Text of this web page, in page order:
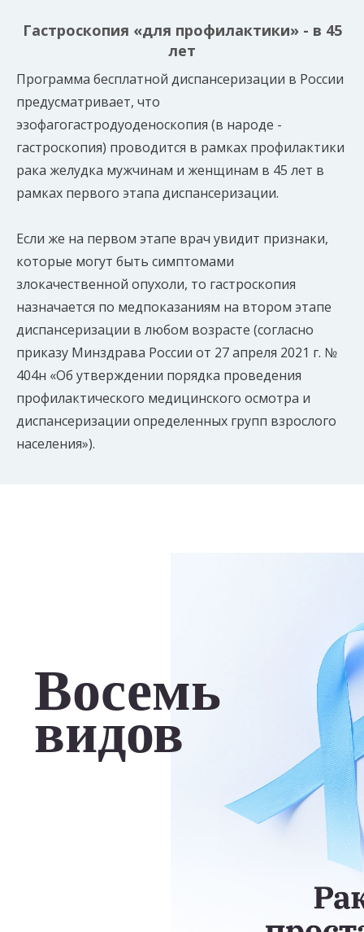
Гастроскопия «для профилактики» - в 45
лет
Программа бесплатной диспансеризации в России
предусматривает, что
эзофагогастродуоденоскопия (в народе -
гастроскопия) проводится в рамках профилактики
рака желудка мужчинам и женщинам в 45 лет в
рамках первого этапа диспансеризации.
Если же на первом этапе врач увидит признаки,
которые могут быть симптомами
злокачественной опухоли, то гастроскопия
назначается по медпоказаниям на втором этапе
диспансеризации в любом возрасте (согласно
приказу Минздрава России от 27 апреля 2021 г. №
404н «Об утверждении порядка проведения
профилактического медицинского осмотра и
диспансеризации определенных групп взрослого
населения»).